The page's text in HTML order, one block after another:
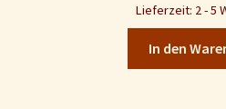
Lieferzeit: 2 - 5
In den